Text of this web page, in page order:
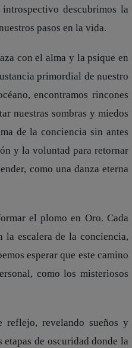
descubrimos la
pasos en la vida.
con el alma y la psique en
primordial de nuestro
encontramos rincones
nuestras sombras y miedos
de la conciencia sin antes
y la voluntad para retornar
como una danza eterna
el plomo en Oro. Cada
escalera de la conciencia,
esperar que este camino
como los misteriosos
reflejo, revelando sueños y
de oscuridad donde la